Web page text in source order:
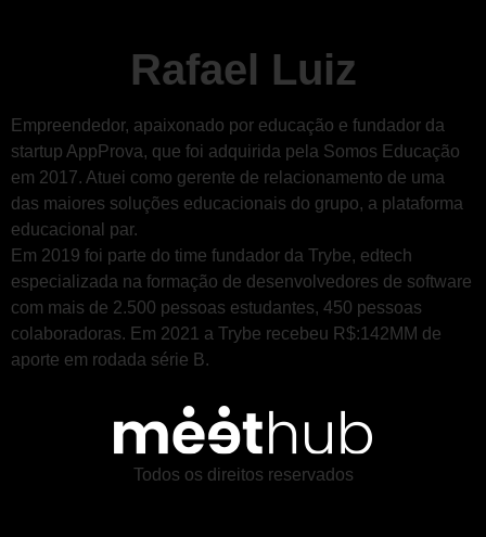
Rafael Luiz
Empreendedor, apaixonado por educação e fundador da
startup AppProva, que foi adquirida pela Somos Educação
em 2017. Atuei como gerente de relacionamento de uma
das maiores soluções educacionais do grupo, a plataforma
educacional par.
Em 2019 foi parte do time fundador da Trybe, edtech
especializada na formação de desenvolvedores de software
com mais de 2.500 pessoas estudantes, 450 pessoas
colaboradoras. Em 2021 a Trybe recebeu R$:142MM de
aporte em rodada série B.
Todos os direitos reservados